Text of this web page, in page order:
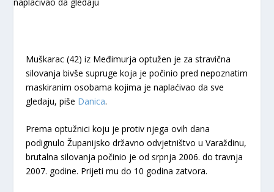
Muškarac (42) iz Međimurja optužen je za stravična
silovanja bivše supruge koja je počinio pred nepoznatim
maskiranim osobama kojima je naplaćivao da sve
gledaju, piše Danica.
Prema optužnici koju je protiv njega ovih dana
podignulo Županijsko državno odvjetništvo u Varaždinu,
brutalna silovanja počinio je od srpnja 2006. do travnja
2007. godine. Prijeti mu do 10 godina zatvora.